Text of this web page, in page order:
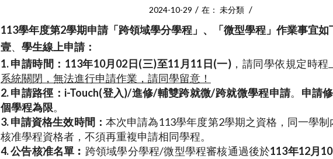
2024-10-29 / 在： 未分類 /
113學年度第2學期申請「跨領域學分學程」、「微型學程」作業事宜如
壹、 學生線上申請：
1. 申請時間：113年10月02日(三)至11 月11 日(一)，請同學依規定時程
系統關閉，無法進行申請作業，請同學留意！
2. 申請路徑：i-Touch(登入)/進修/輔雙跨就微/跨就微學程申請。 申請
個學程為限。
3. 申請資格生效時間： 本次申請為113學年度第2學期之資格，同一學
核准學程資格者，不須再重複申請相同學程。
4. 公告核准名單︰ 跨領域學分學程/微型學程審核通過後於113年12月